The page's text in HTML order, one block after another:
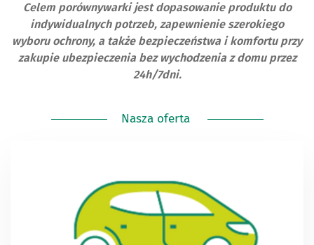
Celem porównywarki jest dopasowanie produktu do
indywidualnych potrzeb, zapewnienie szerokiego
wyboru ochrony, a także bezpieczeństwa i komfortu przy
zakupie ubezpieczenia bez wychodzenia z domu przez
24h/7dni.
Nasza oferta